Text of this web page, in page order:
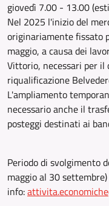
giovedì 7.00 - 13.00
Nel 2025 l'inizio del
originariamente fissato
maggio, a causa dei
Vittorio, necessari per il
riqualificazione
L'ampliamento
necessario anche il
posteggi destinati ai
Periodo di svolgimento
maggio al 30 settembre)
info: